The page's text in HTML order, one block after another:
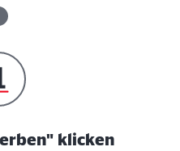
klicken